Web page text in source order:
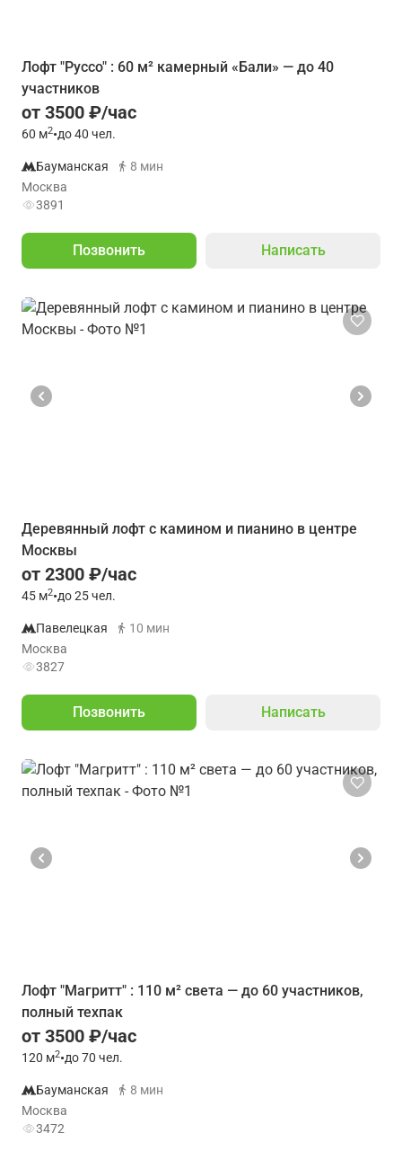
Лофт "Руссо" : 60 м² камерный «Бали» — до 40
участников
от 3500 ₽/час
60 м2•до 40 чел.
Бауманская
8 мин
Москва
3891
Позвонить Написать
Деревянный лофт с камином и пианино в центре
Москвы
от 2300 ₽/час
45 м2•до 25 чел.
Павелецкая
10 мин
Москва
3827
Позвонить Написать
Лофт "Магритт" : 110 м² света — до 60 участников,
полный техпак
от 3500 ₽/час
120 м2•до 70 чел.
Бауманская
8 мин
Москва
3472